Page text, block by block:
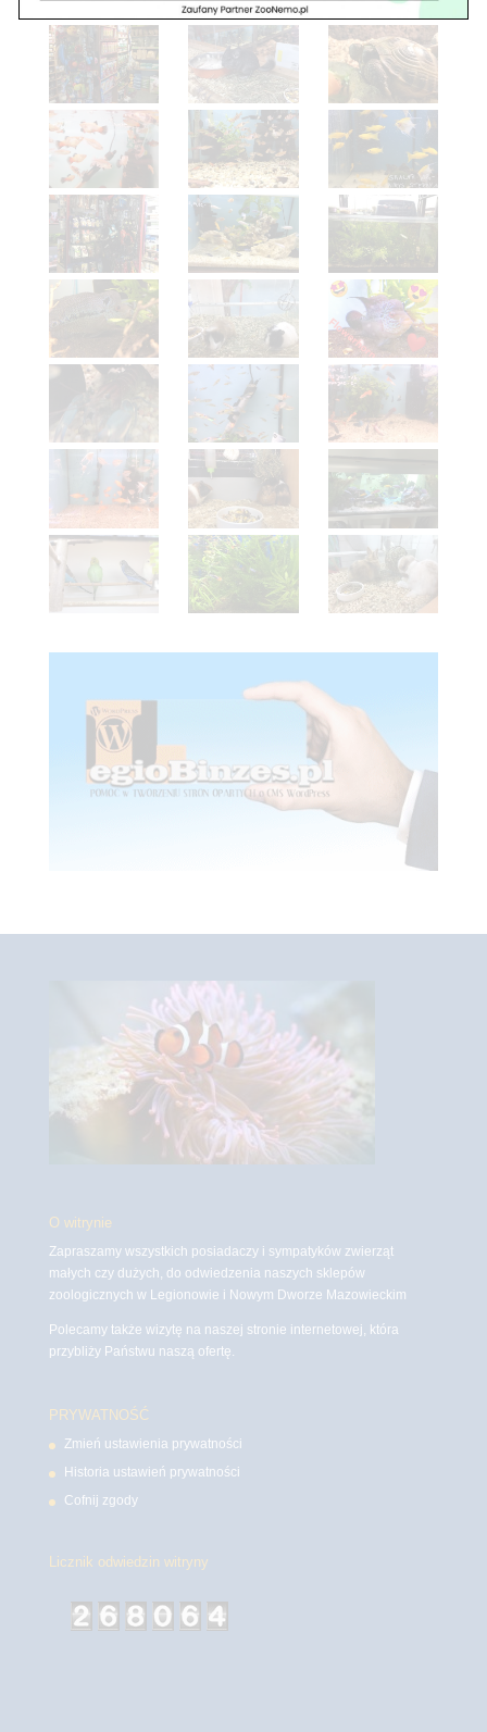
O witrynie
Zapraszamy wszystkich posiadaczy i sympatyków zwierząt
małych czy dużych, do odwiedzenia naszych sklepów
zoologicznych w Legionowie i Nowym Dworze Mazowieckim
Polecamy także wizytę na naszej stronie internetowej, która
przybliży Państwu naszą ofertę.
PRYWATNOŚĆ
Zmień ustawienia prywatności
Historia ustawień prywatności
Cofnij zgody
Licznik odwiedzin witryny